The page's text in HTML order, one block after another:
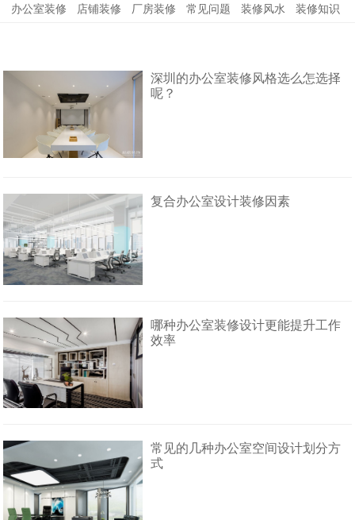
办公室装修 店铺装修 厂房装修 常见问题 装修风水 装修知识
深圳的办公室装修风格选么怎选择
呢？
复合办公室设计装修因素
哪种办公室装修设计更能提升工作
效率
常见的几种办公室空间设计划分方
式